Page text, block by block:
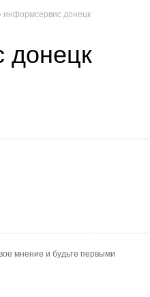
информсервис донецк
донецк
мнение и будьте первыми